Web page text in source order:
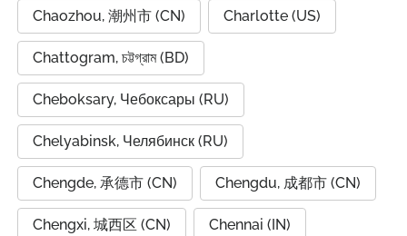
Chaozhou, 潮州市 (CN) Charlotte (US)
Chattogram, চট্টগ্রাম (BD)
Cheboksary, Чебоксары (RU)
Chelyabinsk, Челябинск (RU)
Chengde, 承德市 (CN) Chengdu, 成都市 (CN)
Chengxi, 城西区 (CN) Chennai (IN)